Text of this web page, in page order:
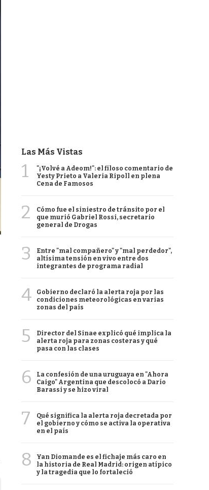
Las Más Vistas
1
"¡Volvé a Adeom!": el filoso comentario de
Yesty Prieto a Valeria Ripoll en plena
Cena de Famosos
2
Cómo fue el siniestro de tránsito por el
que murió Gabriel Rossi, secretario
general de Drogas
3
Entre "mal compañero" y "mal perdedor",
altísima tensión en vivo entre dos
integrantes de programa radial
4
Gobierno declaró la alerta roja por las
condiciones meteorológicas en varias
zonas del país
5
Director del Sinae explicó qué implica la
alerta roja para zonas costeras y qué
pasa con las clases
6
La confesión de una uruguaya en "Ahora
Caigo" Argentina que descolocó a Darío
Barassi y se hizo viral
7
Qué significa la alerta roja decretada por
el gobierno y cómo se activa la operativa
en el país
8
Yan Diomande es el fichaje más caro en
la historia de Real Madrid: origen atípico
y la tragedia que lo fortaleció